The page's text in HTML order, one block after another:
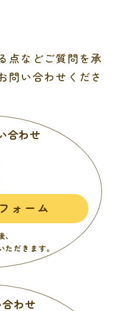
点などご質問を承
問い合わせくださ
合わせ
ォーム
だきます。
わせ